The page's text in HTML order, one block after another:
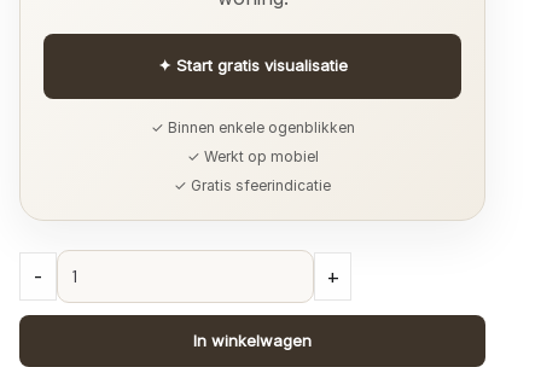
✦ Start gratis visualisatie
✓ Binnen enkele ogenblikken
✓ Werkt op mobiel
✓ Gratis sfeerindicatie
Stone
Rond
- +
In winkelwagen